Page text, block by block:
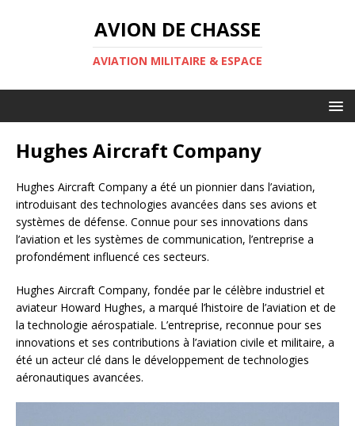
AVION DE CHASSE
AVIATION MILITAIRE & ESPACE
Hughes Aircraft Company
Hughes Aircraft Company a été un pionnier dans l’aviation,
introduisant des technologies avancées dans ses avions et
systèmes de défense. Connue pour ses innovations dans
l’aviation et les systèmes de communication, l’entreprise a
profondément influencé ces secteurs.
Hughes Aircraft Company, fondée par le célèbre industriel et
aviateur Howard Hughes, a marqué l’histoire de l’aviation et de
la technologie aérospatiale. L’entreprise, reconnue pour ses
innovations et ses contributions à l’aviation civile et militaire, a
été un acteur clé dans le développement de technologies
aéronautiques avancées.